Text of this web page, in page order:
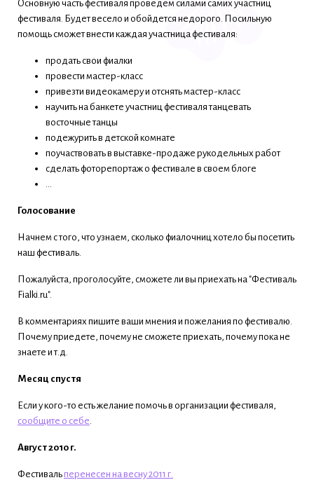
Основную часть фестиваля проведем силами самих участниц
фестиваля. Будет весело и обойдется недорого. Посильную
помощь сможет внести каждая участница фестиваля:
продать свои фиалки
провести мастер-класс
привезти видеокамеру и отснять мастер-класс
научить на банкете участниц фестиваля танцевать
восточные танцы
подежурить в детской комнате
поучаствовать в выставке-продаже рукодельных работ
сделать фоторепортаж о фестивале в своем блоге
Голосование
Начнем с того, что узнаем, сколько фиалочниц хотело бы посетить
наш фестиваль.
Пожалуйста, проголосуйте, сможете ли вы приехать на "Фестиваль
Fialki.ru".
В комментариях пишите ваши мнения и пожелания по фестивалю.
Почему приедете, почему не сможете приехать, почему пока не
знаете и т.д.
Месяц спустя
Если у кого-то есть желание помочь в организации фестиваля,
сообщите о себе
Август 2010 г.
Фестиваль перенесен на весну 2011 г.